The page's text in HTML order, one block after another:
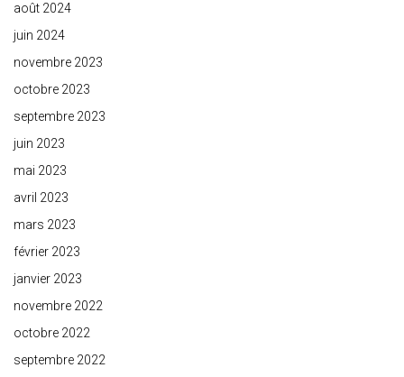
août 2024
juin 2024
novembre 2023
octobre 2023
septembre 2023
juin 2023
mai 2023
avril 2023
mars 2023
février 2023
janvier 2023
novembre 2022
octobre 2022
septembre 2022